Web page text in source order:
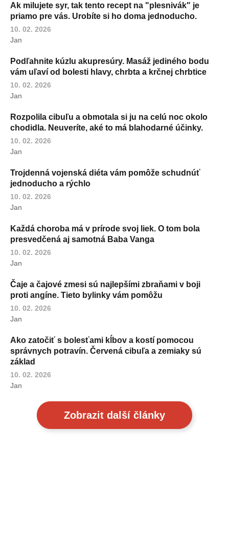
Ak milujete syr, tak tento recept na "plesnivák" je
priamo pre vás. Urobíte si ho doma jednoducho.
10. 02. 2026
Jan
Podľahnite kúzlu akupresúry. Masáž jediného bodu
vám uľaví od bolesti hlavy, chrbta a krčnej chrbtice
10. 02. 2026
Jan
Rozpolila cibuľu a obmotala si ju na celú noc okolo
chodidla. Neuveríte, aké to má blahodarné účinky.
10. 02. 2026
Jan
Trojdenná vojenská diéta vám pomôže schudnúť
jednoducho a rýchlo
10. 02. 2026
Jan
Každá choroba má v prírode svoj liek. O tom bola
presvedčená aj samotná Baba Vanga
10. 02. 2026
Jan
Čaje a čajové zmesi sú najlepšími zbraňami v boji
proti angíne. Tieto bylinky vám pomôžu
10. 02. 2026
Jan
Ako zatočiť s bolesťami kĺbov a kostí pomocou
správnych potravín. Červená cibuľa a zemiaky sú
základ
10. 02. 2026
Jan
Zobrazit další články